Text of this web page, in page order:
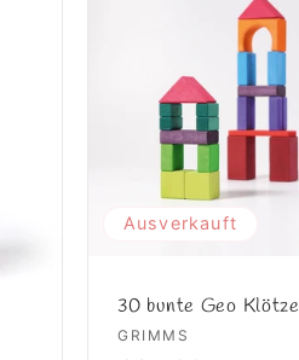
Ausverkauft
30 bunte Geo Klötze
Anbieter:
GRIMMS